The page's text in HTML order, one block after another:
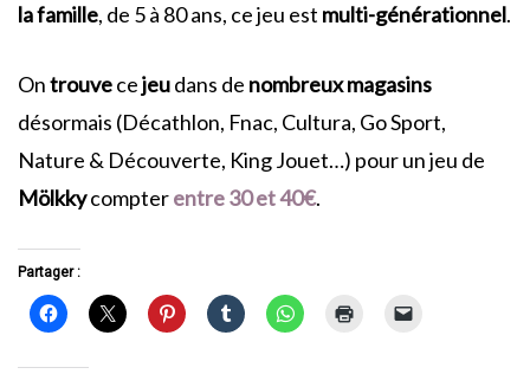
la famille, de 5 à 80 ans, ce jeu est multi-générationnel.
Ontrouvecejeudans de nombreux magasins
désormais (Décathlon, Fnac, Cultura, Go Sport,
Nature & Découverte, King Jouet…) pour un jeu de
Mölkkycompterentre 30 et 40€.
Partager :